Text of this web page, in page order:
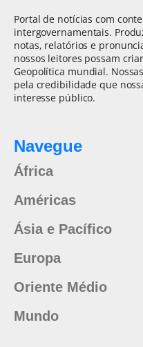
Portal de notícias com
intergovernamentais.
notas, relatórios e
nossos leitores possam
Geopolítica mundial.
pela credibilidade que
interesse público.
Navegue
África
Américas
Ásia e Pacífico
Europa
Oriente Médio
Mundo